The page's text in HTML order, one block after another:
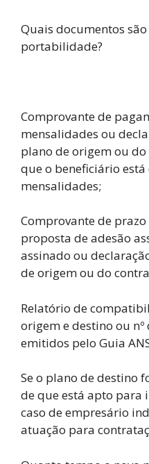
Quais documentos
portabilidade?
Comprovante de
mensalidades ou
plano de origem ou
que o beneficiário está
mensalidades;
Comprovante de
proposta de adesão
assinado ou
de origem ou do
Relatório de
origem e destino ou
emitidos pelo Guia
Se o plano de destino
de que está apto para
caso de empresário
atuação para